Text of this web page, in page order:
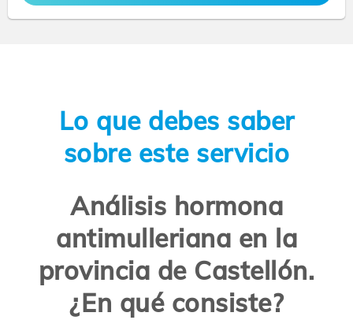
Lo que debes saber
sobre este servicio
Análisis hormona
antimulleriana en la
provincia de Castellón.
¿En qué consiste?